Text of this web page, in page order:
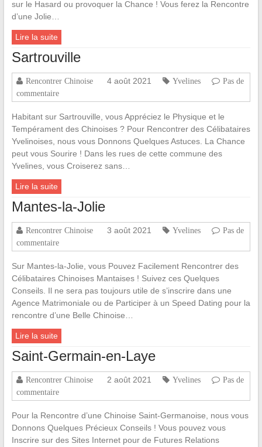
sur le Hasard ou provoquer la Chance ! Vous ferez la Rencontre
d’une Jolie…
Lire la suite
Sartrouville
Rencontrer Chinoise 4 août 2021 Yvelines
Pas de
commentaire
Habitant sur Sartrouville, vous Appréciez le Physique et le
Tempérament des Chinoises ? Pour Rencontrer des Célibataires
Yvelinoises, nous vous Donnons Quelques Astuces. La Chance
peut vous Sourire ! Dans les rues de cette commune des
Yvelines, vous Croiserez sans…
Lire la suite
Mantes-la-Jolie
Rencontrer Chinoise 3 août 2021 Yvelines
Pas de
commentaire
Sur Mantes-la-Jolie, vous Pouvez Facilement Rencontrer des
Célibataires Chinoises Mantaises ! Suivez ces Quelques
Conseils. Il ne sera pas toujours utile de s’inscrire dans une
Agence Matrimoniale ou de Participer à un Speed Dating pour la
rencontre d’une Belle Chinoise…
Lire la suite
Saint-Germain-en-Laye
Rencontrer Chinoise 2 août 2021 Yvelines
Pas de
commentaire
Pour la Rencontre d’une Chinoise Saint-Germanoise, nous vous
Donnons Quelques Précieux Conseils ! Vous pouvez vous
Inscrire sur des Sites Internet pour de Futures Relations